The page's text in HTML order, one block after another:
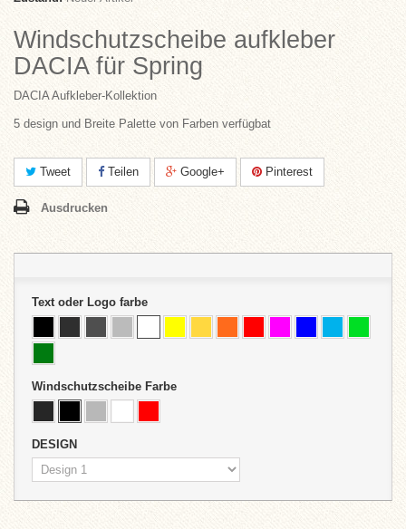
Windschutzscheibe aufkleber
DACIA für Spring
DACIA Aufkleber-Kollektion
5 design und Breite Palette von Farben verfügbat
Tweet Teilen Google+ Pinterest
Ausdrucken
Text oder Logo farbe
Windschutzscheibe Farbe
DESIGN